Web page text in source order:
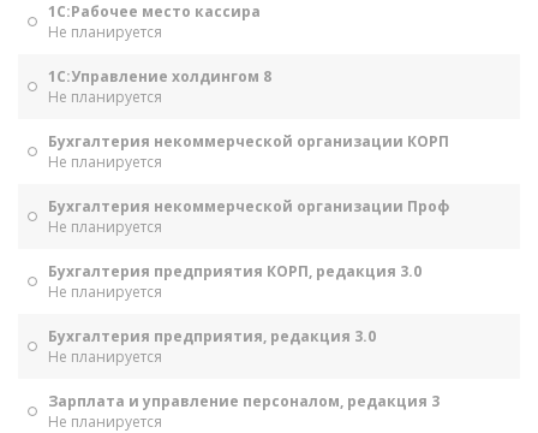
1С:Рабочее место кассира
Не планируется
1С:Управление холдингом 8
Не планируется
Бухгалтерия некоммерческой организации КОРП
Не планируется
Бухгалтерия некоммерческой организации Проф
Не планируется
Бухгалтерия предприятия КОРП, редакция 3.0
Не планируется
Бухгалтерия предприятия, редакция 3.0
Не планируется
Зарплата и управление персоналом, редакция 3
Не планируется